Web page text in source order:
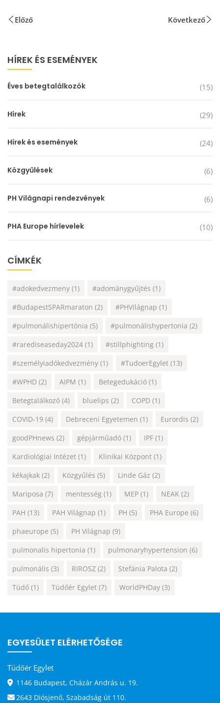
Előző Következő
HÍREK ÉS ESEMÉNYEK
Éves betegtalálkozók (15)
Hírek (29)
Hírek és események (24)
Közgyűlések (6)
PH Világnapi rendezvények (6)
PHA Europe hírlevelek (10)
CÍMKÉK
#adokedvezmeny (1) #adománygyűjtés (1)
#BudapestSPARmaraton (2) #PHVilágnap (1)
#pulmonálishipertónia (5) #pulmonálishypertonia (2)
#rarediseaseday2024 (1) #stillphighting (1)
#személyiadókedvezmény (1) #TudoerEgylet (13)
#WPHD (2) AIPM (1) Betegedukáció (1)
Betegtalálkozó (4) bluelips (2) COPD (1)
COVID-19 (4) Debreceni Egyetemen (1) Eurordis (2)
goodPHnews (2) gépjárműadó (1) IPF (1)
Kardiológiai Intézet (1) Klinikai Központ (1)
kékajkak (2) Közgyűlés (5) Linde Gáz (2)
Mariposa (7) mentesség (1) MEP (1) NEAK (2)
PAH (13) PAH Világnap (1) PH (5) PHA Europe (6)
phaeurope (5) PH Világnap (9)
pulmonalis hipertonia (1) pulmonaryhypertension (6)
pulmonális (3) RIROSZ (2) Stefánia Palota (2)
Tüdő (1) Tüdőér Egylet (7) WorldPHDay (3)
EGYESÜLET ELÉRHETŐSÉGE
Tüdőér Egylet
1146 Budapest, Cházár András u. 19.
2643 Diósjenő, Szabadság út 110.